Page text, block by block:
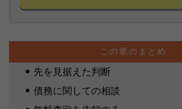
先を見据えた判断
債務に関しての相談